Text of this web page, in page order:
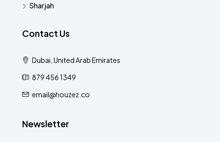
Sharjah
Contact Us
Dubai, United Arab Emirates
879 456 1349
email@houzez.co
Newsletter